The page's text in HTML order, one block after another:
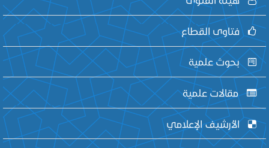
فتاوى القطاع
بحوث علمية
مقالات علمية
الأرشيف الإعلامي